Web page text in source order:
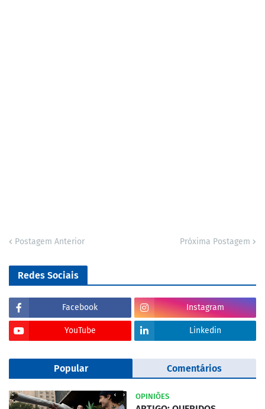
Postagem Anterior Próxima Postagem
Redes Sociais
Facebook Instagram
YouTube Linkedin
Popular Comentários
OPINIÕES